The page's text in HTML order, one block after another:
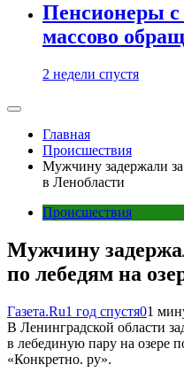
Пенсионеры с
массово
2 недели спустя
Главная
Происшествия
Мужчину задержали за
в Ленобласти
Происшествия
Мужчину
по лебедям на
Газета.Ru1 год спустя01
В Ленинградской области
в лебединую пару на озере
«Конкретно. ру».